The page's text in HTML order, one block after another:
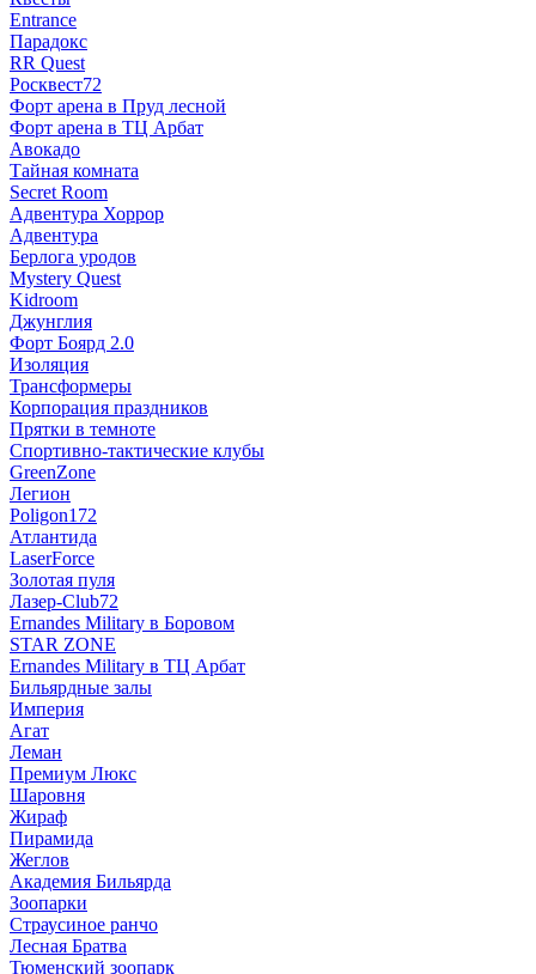
Entrance
Парадокс
RR Quest
Росквест72
Форт арена в Пруд лесной
Форт арена в ТЦ Арбат
Авокадо
Тайная комната
Secret Room
Адвентура Хоррор
Адвентура
Берлога уродов
Mystery Quest
Kidroom
Джунглия
Форт Боярд 2.0
Изоляция
Трансформеры
Корпорация праздников
Прятки в темноте
Спортивно-тактические клубы
GreenZone
Легион
Poligon172
Атлантида
LaserForce
Золотая пуля
Лазер-Club72
Ernandes Military в Боровом
STAR ZONE
Ernandes Military в ТЦ Арбат
Бильярдные залы
Империя
Агат
Леман
Премиум Люкс
Шаровня
Жираф
Пирамида
Жеглов
Академия Бильярда
Зоопарки
Страусиное ранчо
Лесная Братва
Тюменский зоопарк